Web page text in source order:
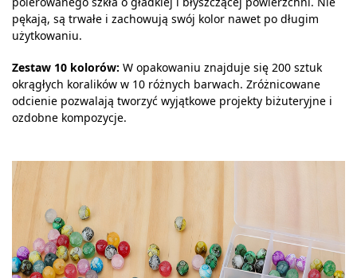
pękają, są trwałe i zachowują swój kolor nawet po długim
użytkowaniu.
Zestaw 10 kolorów: W opakowaniu znajduje się 200 sztuk
okrągłych koralików w 10 różnych barwach. Zróżnicowane
odcienie pozwalają tworzyć wyjątkowe projekty biżuteryjne i
ozdobne kompozycje.